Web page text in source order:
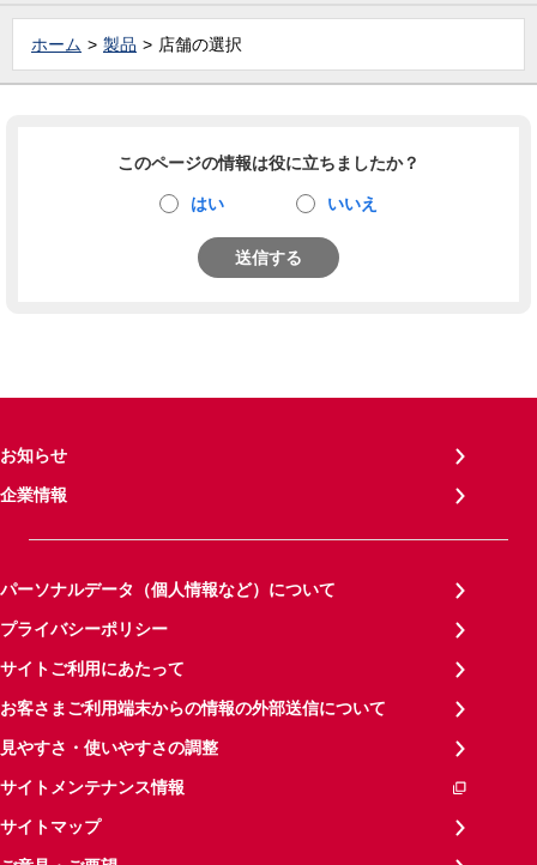
ホーム 製品 店舗の選択
このページの情報は役に立ちましたか？
はい いいえ
送信する
お知らせ
企業情報
パーソナルデータ（個人情報など）について
プライバシーポリシー
サイトご利用にあたって
お客さまご利用端末からの情報の外部送信について
見やすさ・使いやすさの調整
サイトメンテナンス情報
サイトマップ